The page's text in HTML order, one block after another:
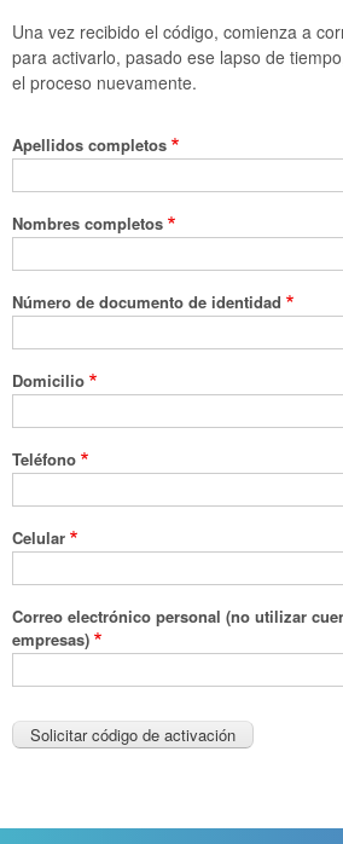
Una vez recibido el código, comienza a
para activarlo, pasado ese lapso de
el proceso nuevamente.
Apellidos completos
Nombres completos
Número de documento de identidad
Domicilio
Teléfono
Celular
Correo electrónico personal (no utilizar
empresas)